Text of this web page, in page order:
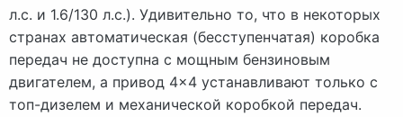
л.с. и 1.6/130 л.с.). Удивительно то, что в некоторых
странах автоматическая (бесступенчатая) коробка
передач не доступна с мощным бензиновым
двигателем, а привод 4×4 устанавливают только с
топ-дизелем и механической коробкой передач.